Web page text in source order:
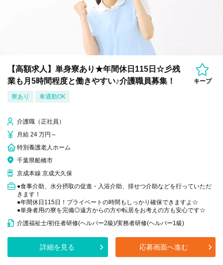
【高額求人】単身寮あり★年間休日115日☆彡残
業も月5時間程度と働きやすい♪介護職員募集！
キープ
寮あり 車通勤OK
介護職（正社員）
月給 24 万円～
特別養護老人ホーム
千葉県船橋市
京成本線 京成大久保
●食事介助、水分摂取の促進・入浴介助、排せつ介助などを行っていただ
きます！
●年間休日115日！プライベートの時間もしっかり確保できますよ☆
●単身者用の寮を完備◎遠方からの方や転居をお考えの方も安心です☆
介護福祉士/初任者研修(ヘルパー2級)/実務者研修(ヘルパー1級)
詳細を見る 応募画面へ進む